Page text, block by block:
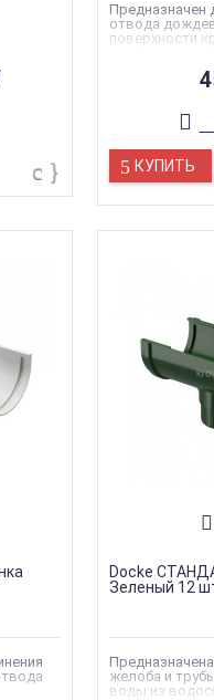
Предназначен
отвода
поверхности
КУПИТЬ
Docke
Зеленый 12
желоба и
воды из